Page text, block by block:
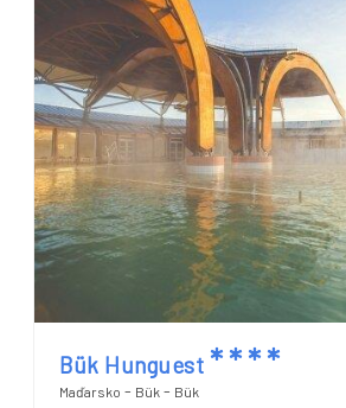
Bük Hunguest ****
Maďarsko - Bük - Bük